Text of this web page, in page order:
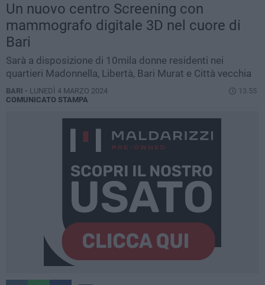
Un nuovo centro Screening con
mammografo digitale 3D nel cuore di
Bari
Sarà a disposizione di 10mila donne residenti nei
quartieri Madonnella, Libertà, Bari Murat e Città vecchia
BARI - LUNEDÌ 4 MARZO 2024
13.55
COMUNICATO STAMPA